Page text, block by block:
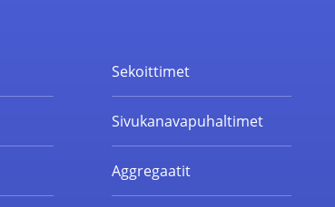
Sekoittimet
Sivukanavapuhaltimet
Aggregaatit